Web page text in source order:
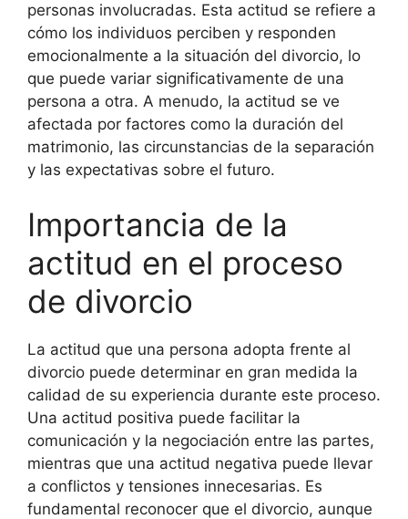
personas involucradas. Esta actitud se refiere a
cómo los individuos perciben y responden
emocionalmente a la situación del divorcio, lo
que puede variar significativamente de una
persona a otra. A menudo, la actitud se ve
afectada por factores como la duración del
matrimonio, las circunstancias de la separación
y las expectativas sobre el futuro.
Importancia de la
actitud en el proceso
de divorcio
La actitud que una persona adopta frente al
divorcio puede determinar en gran medida la
calidad de su experiencia durante este proceso.
Una actitud positiva puede facilitar la
comunicación y la negociación entre las partes,
mientras que una actitud negativa puede llevar
a conflictos y tensiones innecesarias. Es
fundamental reconocer que el divorcio, aunque